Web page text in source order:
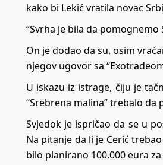
kako bi Lekić vratila novac
“Svrha je bila da pomognemo
On je dodao da su, osim
njegov ugovor sa
U iskazu iz istrage, čiju je
“Srebrena malina” trebalo
Svjedok je ispričao da se u
Na pitanje da li je Cerić
bilo planirano 100.000 eura za